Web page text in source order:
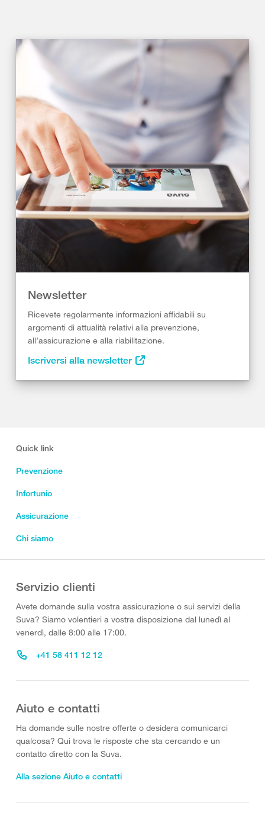
Newsletter
Ricevete regolarmente informazioni affidabili su
argomenti di attualità relativi alla prevenzione,
all’assicurazione e alla riabilitazione.
Iscriversi alla newsletter
Quick link
Prevenzione
Infortunio
Assicurazione
Chi siamo
Servizio clienti
Avete domande sulla vostra assicurazione o sui servizi della
Suva? Siamo volentieri a vostra disposizione dal lunedì al
venerdì, dalle 8:00 alle 17:00.
+41 58 411 12 12
Aiuto e contatti
Ha domande sulle nostre offerte o desidera comunicarci
qualcosa? Qui trova le risposte che sta cercando e un
contatto diretto con la Suva.
Alla sezione Aiuto e contatti